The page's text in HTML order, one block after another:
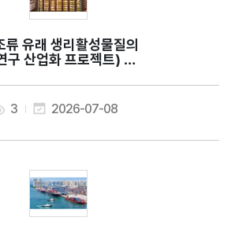
구 산업화 프로젝트) C
3 2026-07-08